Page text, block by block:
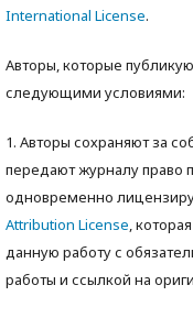
International License.
Авторы, которые
следующими условиями:
1. Авторы сохраняют за
передают журналу право
одновременно
Attribution License,
данную работу с
работы и ссылкой на